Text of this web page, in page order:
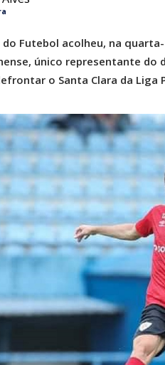
do Futebol acolheu, na
único representante
o Santa Clara da Liga